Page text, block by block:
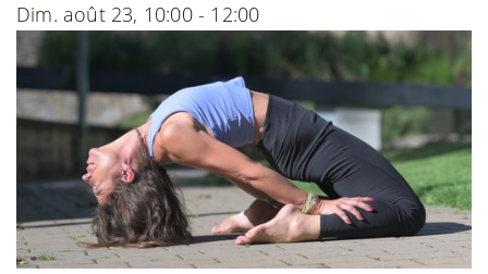
Dim. août 23, 10:00 - 12:00